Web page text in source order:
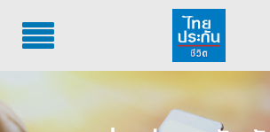
บริการลูกค้า